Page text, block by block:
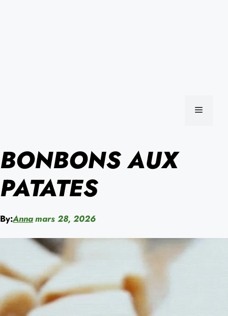
MENU
BONBONS AUX
PATATES
By:Annamars 28, 2026